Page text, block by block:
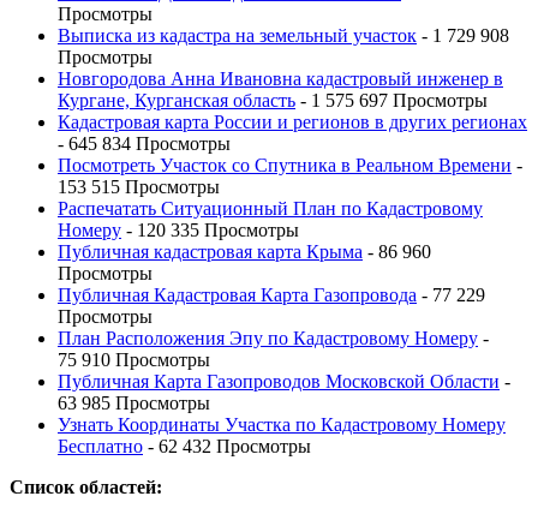
Просмотры
Выписка из кадастра на земельный участок - 1 729 908
Просмотры
Новгородова Анна Ивановна кадастровый инженер в
Кургане, Курганская область - 1 575 697 Просмотры
Кадастровая карта России и регионов в других регионах
- 645 834 Просмотры
Посмотреть Участок со Спутника в Реальном Времени -
153 515 Просмотры
Распечатать Ситуационный План по Кадастровому
Номеру - 120 335 Просмотры
Публичная кадастровая карта Крыма - 86 960
Просмотры
Публичная Кадастровая Карта Газопровода - 77 229
Просмотры
План Расположения Эпу по Кадастровому Номеру -
75 910 Просмотры
Публичная Карта Газопроводов Московской Области -
63 985 Просмотры
Узнать Координаты Участка по Кадастровому Номеру
Бесплатно - 62 432 Просмотры
Список областей: